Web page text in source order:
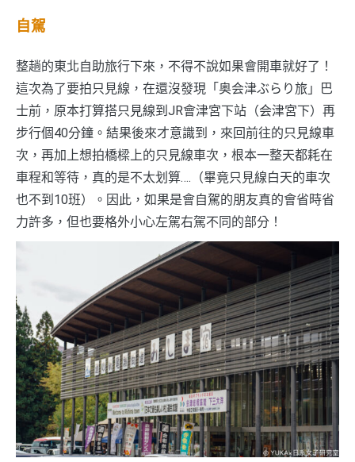
自駕
整趟的東北自助旅行下來，不得不說如果會開車就好了！
這次為了要拍只見線，在還沒發現「奥会津ぶらり旅」巴
士前，原本打算搭只見線到JR會津宮下站（会津宮下）再
步行個40分鐘。結果後來才意識到，來回前往的只見線車
次，再加上想拍橋樑上的只見線車次，根本一整天都耗在
車程和等待，真的是不太划算….（畢竟只見線白天的車次
也不到10班）。因此，如果是會自駕的朋友真的會省時省
力許多，但也要格外小心左駕右駕不同的部分！